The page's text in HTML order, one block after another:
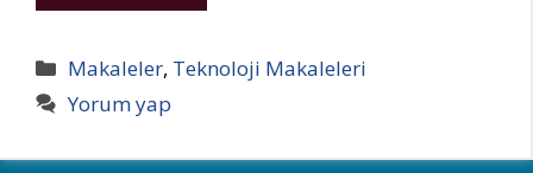
Kategoriler
Makaleler, Teknoloji Makaleleri
Yorum yap